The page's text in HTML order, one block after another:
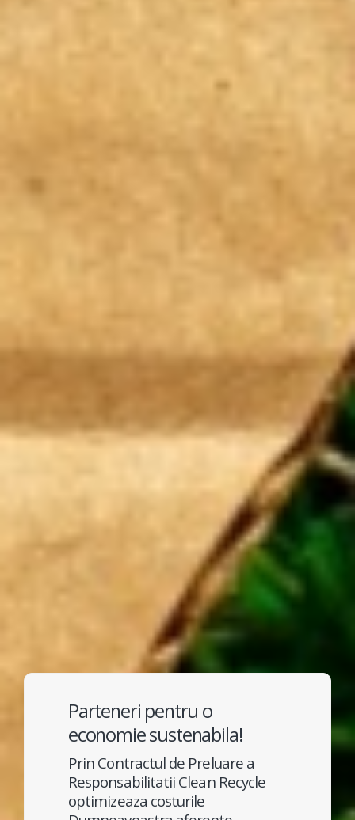
Parteneri pentru o
economie sustenabila!
Prin Contractul de Preluare a
Responsabilitatii Clean Recycle
optimizeaza costurile